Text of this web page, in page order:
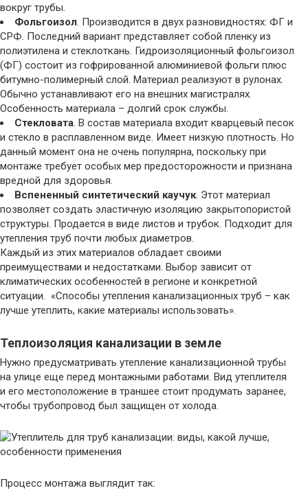
вокруг трубы.
Фольгоизол. Производится в двух разновидностях: ФГ и
СРФ. Последний вариант представляет собой пленку из
полиэтилена и стеклоткань. Гидроизоляционный фольгоизол
(ФГ) состоит из гофрированной алюминиевой фольги плюс
битумно-полимерный слой. Материал реализуют в рулонах.
Обычно устанавливают его на внешних магистралях.
Особенность материала – долгий срок службы.
Стекловата. В состав материала входит кварцевый песок
и стекло в расплавленном виде. Имеет низкую плотность. Но
данный момент она не очень популярна, поскольку при
монтаже требует особых мер предосторожности и признана
вредной для здоровья.
Вспененный синтетический каучук. Этот материал
позволяет создать эластичную изоляцию закрытопористой
структуры. Продается в виде листов и трубок. Подходит для
утепления труб почти любых диаметров.
Каждый из этих материалов обладает своими
преимуществами и недостатками. Выбор зависит от
климатических особенностей в регионе и конкретной
ситуации. «Способы утепления канализационных труб – как
лучше утеплить, какие материалы использовать».
Теплоизоляция канализации в земле
Нужно предусматривать утепление канализационной трубы
на улице еще перед монтажными работами. Вид утеплителя
и его местоположение в траншее стоит продумать заранее,
чтобы трубопровод был защищен от холода.
Процесс монтажа выглядит так: